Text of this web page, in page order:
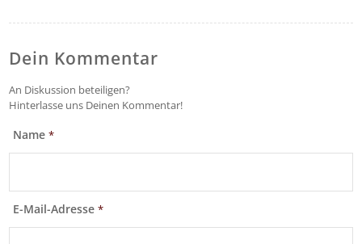
Dein Kommentar
An Diskussion beteiligen?
Hinterlasse uns Deinen Kommentar!
Name*
E-Mail-Adresse*